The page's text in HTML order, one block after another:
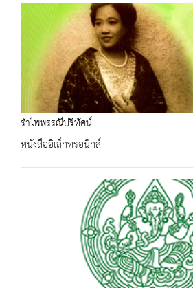
รำไพพรรณีปริทัศน์
หนังสืออิเล็กทรอนิกส์